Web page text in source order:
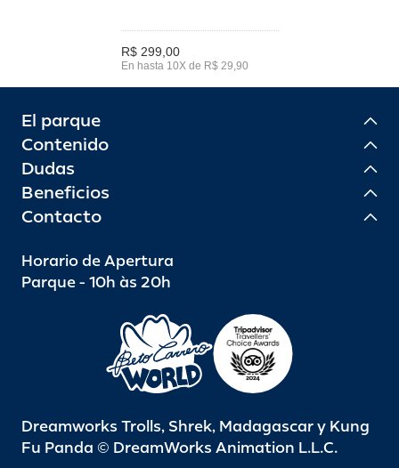
R$ 299,00
En hasta 10X de R$ 29,90
El parque
Contenido
Dudas
Beneficios
Contacto
Horario de Apertura
Parque - 10h às 20h
Dreamworks Trolls, Shrek, Madagascar y Kung
Fu Panda © DreamWorks Animation L.L.C.